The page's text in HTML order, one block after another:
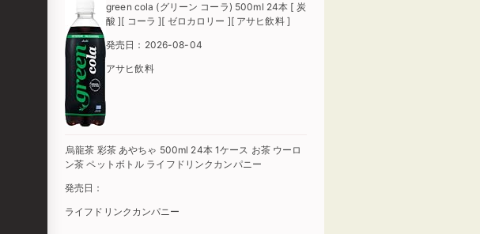
green cola (グリーン コーラ) 500ml 24本 [ 炭
酸 ][ コーラ ][ ゼロカロリー ][ アサヒ飲料 ]
発売日：2026-08-04
アサヒ飲料
烏龍茶 彩茶 あやちゃ 500ml 24本 1ケース お茶 ウーロ
ン茶 ペットボトル ライフドリンクカンパニー
発売日：
ライフドリンクカンパニー